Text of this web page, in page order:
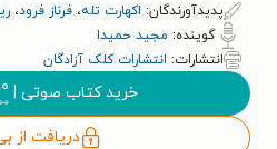
پدیدآورندگان: اکهارت تله، فرناز فرود،
گوینده: مجید حمیدا
انتشارات: انتشارات کلک آزادگان
خرید کتاب صوتی |
دریافت از